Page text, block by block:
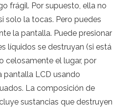
frágil. Por supuesto, ella no
solo la tocas. Pero puedes
la pantalla. Puede presionar
líquidos se destruyan (si está
celosamente el lugar, por
pantalla LCD usando
La composición de
sustancias que destruyen